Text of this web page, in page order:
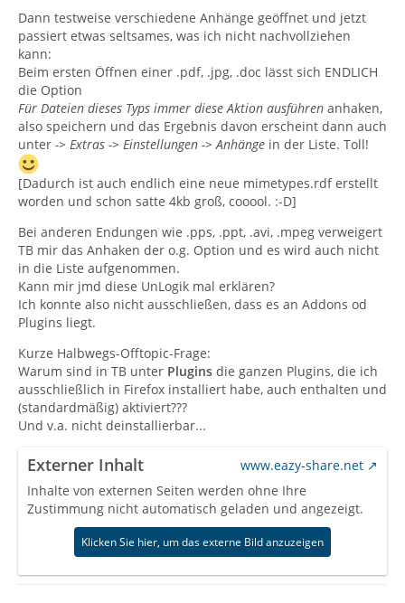
Dann testweise verschiedene Anhänge geöffnet und jetzt
passiert etwas seltsames, was ich nicht nachvollziehen
kann:
Beim ersten Öffnen einer .pdf, .jpg, .doc lässt sich ENDLICH
die Option
Für Dateien dieses Typs immer diese Aktion ausführen anhaken,
also speichern und das Ergebnis davon erscheint dann auch
unter -> Extras -> Einstellungen -> Anhänge in der Liste. Toll!
[Dadurch ist auch endlich eine neue mimetypes.rdf erstellt
worden und schon satte 4kb groß, cooool. :-D]
Bei anderen Endungen wie .pps, .ppt, .avi, .mpeg verweigert
TB mir das Anhaken der o.g. Option und es wird auch nicht
in die Liste aufgenommen.
Kann mir jmd diese UnLogik mal erklären?
Ich konnte also nicht ausschließen, dass es an Addons od
Plugins liegt.
Kurze Halbwegs-Offtopic-Frage:
Warum sind in TB unter Plugins die ganzen Plugins, die ich
ausschließlich in Firefox installiert habe, auch enthalten und
(standardmäßig) aktiviert???
Und v.a. nicht deinstallierbar...
Externer Inhalt
www.eazy-share.net
Inhalte von externen Seiten werden ohne Ihre
Zustimmung nicht automatisch geladen und angezeigt.
Klicken Sie hier, um das externe Bild anzuzeigen